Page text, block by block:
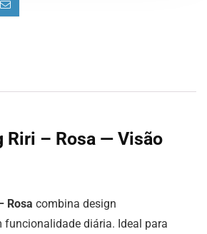
Riri – Rosa — Visão
Rosa combina design
funcionalidade diária. Ideal para